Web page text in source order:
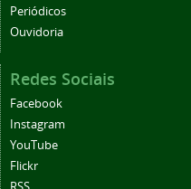
Periódicos
Ouvidoria
Redes Sociais
Facebook
Instagram
YouTube
Flickr